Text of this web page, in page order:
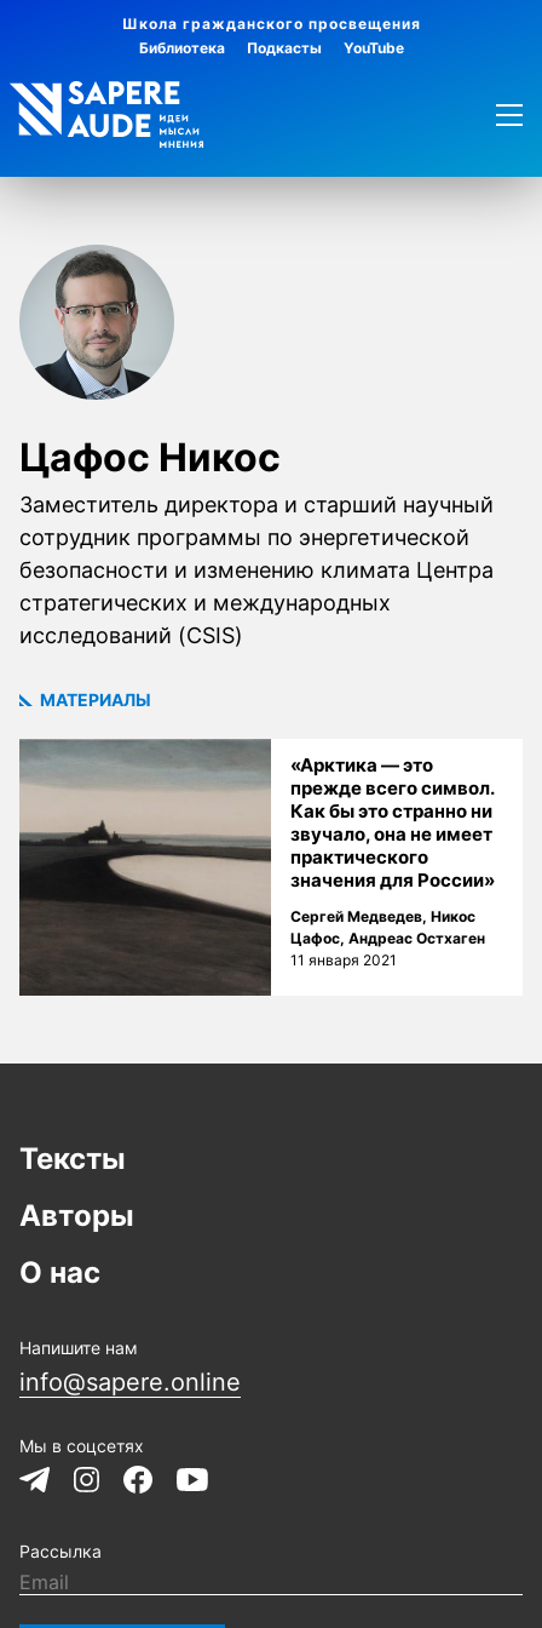
Школа гражданского просвещения
Библиотека
Подкасты YouTube
Цафос Никос
Заместитель директора и старший научный
сотрудник программы по энергетической
безопасности и изменению климата Центра
стратегических и международных
исследований (CSIS)
МАТЕРИАЛЫ
«Арктика — это
прежде всего символ.
Как бы это странно ни
звучало, она не имеет
практического
значения для России»
Сергей Медведев, Никос
Цафос, Андреас Остхаген
11 января 2021
Тексты
Авторы
О нас
Напишите нам
info@sapere.online
Мы в соцсетях
Рассылка